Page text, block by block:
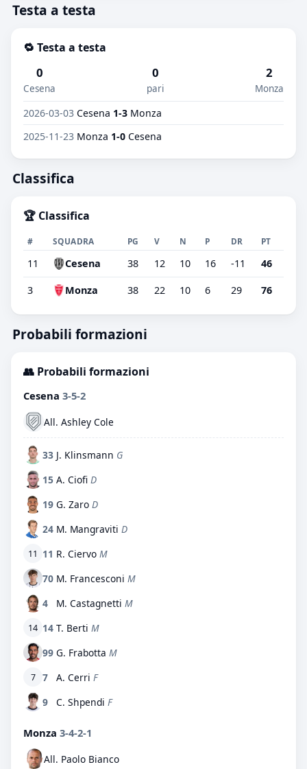
Testa a testa
🔁 Testa a testa
0
Cesena
0
pari
2
Monza
2026-03-03 Cesena 1-3 Monza
2025-11-23 Monza 1-0 Cesena
Classifica
🏆 Classifica
# SQUADRA PG V N P DR PT
11 Cesena 38 12 10 16 -11 46
3 Monza 38 22 10 6 29 76
Probabili formazioni
👥 Probabili formazioni
Cesena 3-5-2
All. Ashley Cole
33 J. Klinsmann G
15 A. Ciofi D
19 G. Zaro D
24 M. Mangraviti D
11 11 R. Ciervo M
70 M. Francesconi M
4
M. Castagnetti M
14 14 T. Berti M
99 G. Frabotta M
7 7 A. Cerri F
9
C. Shpendi F
Monza 3-4-2-1
All. Paolo Bianco